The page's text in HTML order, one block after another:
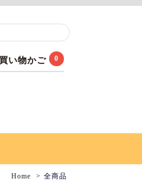
い物かご 0
Home 全商品